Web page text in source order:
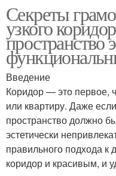
Секреты
узкого
пространство
Введение
Коридор — это первое,
или квартиру. Даже
пространство должно
эстетически
правильного подхода к
коридор и красивым, и